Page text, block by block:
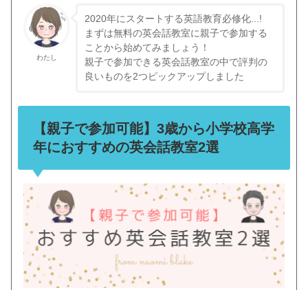
わたし
2020年にスタートする英語教育必修化...!
まずは無料の英会話教室に親子で参加する
ことから始めてみましょう！
親子で参加できる英会話教室の中で評判の
良いものを2つピックアップしました
【親子で参加可能】3歳から小学校高学
年におすすめの英会話教室2選